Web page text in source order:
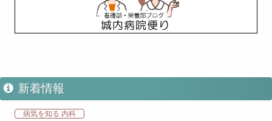
新着情報
病気を知る 内科